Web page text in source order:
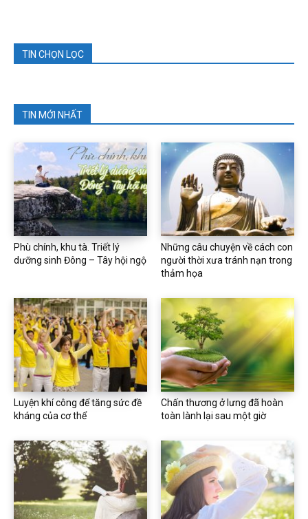
TIN CHỌN LỌC
TIN MỚI NHẤT
Phù chính, khu tà. Triết lý
dưỡng sinh Đông – Tây hội ngộ
Những câu chuyện về cách con
người thời xưa tránh nạn trong
thảm họa
Luyện khí công để tăng sức đề
kháng của cơ thể
Chấn thương ở lưng đã hoàn
toàn lành lại sau một giờ